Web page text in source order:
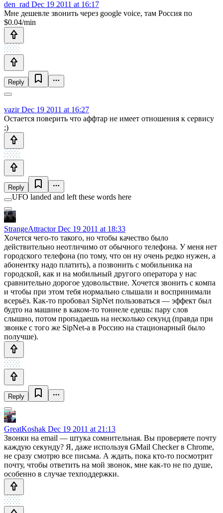
den_rad Dec 19 2011 at 16:17
Мне дешевле звонить через google voice, там Россия по
$0.04/min
Reply
vazirDec 19 2011 at 16:27
Остается поверить что аффтар не имеет отношения к сервису
;)
Reply
UFO landed and left these words here
StrangeAttractorDec 19 2011 at 18:33
Хочется чего-то такого, но чтобы качество было
действительно неотличимо от обычного телефона. У меня нет
городского телефона (по тому, что он ну очень редко нужен, а
абонентку надо платить), а позвонить с мобильника на
городской, как и на мобильный другого оператора у нас
сравнительно дорогое удовольствие. Хочется звонить с компа
и чтобы при этом тебя нормально слышали и воспринимали
всерьёз. Как-то пробовал SipNet пользоваться — эффект был
будто на машине в каком-то тоннеле едешь: пару слов
слышно, потом пропадаешь на несколько секунд (правда при
звонке с того же SipNet-а в Россию на стационарный было
получше).
Reply
GreatKoshak Dec 19 2011 at 21:13
Звонки на email — штука сомнительная. Вы проверяете почту
каждую секунду? Я, даже используя GMail Checker в Chrome,
не сразу смотрю все письма. А ждать, пока кто-то посмотрит
почту, чтобы ответить на мой звонок, мне как-то не по душе,
особенно в случае техподдержки.